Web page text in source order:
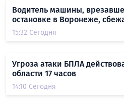
Водитель машины,
остановке в Воронеже,
15:32 Сегодня
Угроза атаки БПЛА
области 17 часов
14:10 Сегодня